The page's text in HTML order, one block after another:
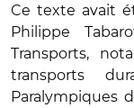
Ce texte avait
Philippe
Transports,
transports
Paralympiques